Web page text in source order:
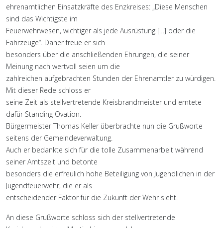
ehrenamtlichen Einsatzkräfte des Enzkreises: „Diese Menschen
sind das Wichtigste im
Feuerwehrwesen, wichtiger als jede Ausrüstung […] oder die
Fahrzeuge“. Daher freue er sich
besonders über die anschließenden Ehrungen, die seiner
Meinung nach wertvoll seien um die
zahlreichen aufgebrachten Stunden der Ehrenamtler zu würdigen.
Mit dieser Rede schloss er
seine Zeit als stellvertretende Kreisbrandmeister und erntete
dafür Standing Ovation.
Bürgermeister Thomas Keller überbrachte nun die Grußworte
seitens der Gemeindeverwaltung.
Auch er bedankte sich für die tolle Zusammenarbeit während
seiner Amtszeit und betonte
besonders die erfreulich hohe Beteiligung von Jugendlichen in der
Jugendfeuerwehr, die er als
entscheidender Faktor für die Zukunft der Wehr sieht.
An diese Grußworte schloss sich der stellvertretende